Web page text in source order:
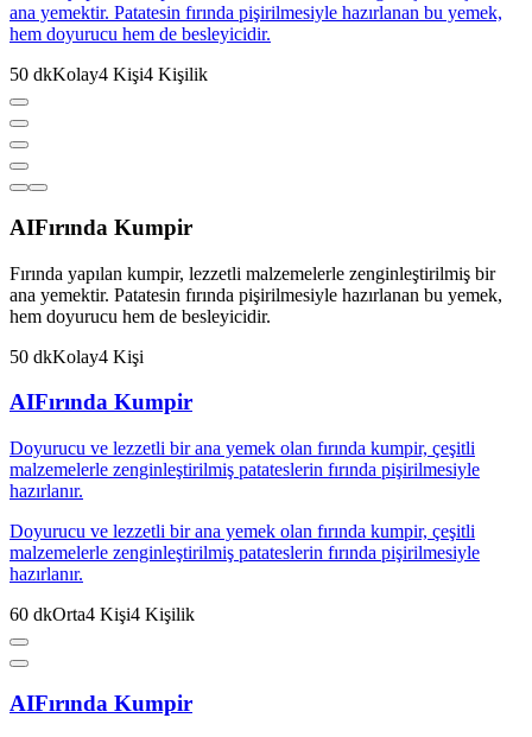
ana yemektir. Patatesin fırında pişirilmesiyle hazırlanan bu yemek,
hem doyurucu hem de besleyicidir.
50 dkKolay4 Kişi4 Kişilik
AIFırında Kumpir
Fırında yapılan kumpir, lezzetli malzemelerle zenginleştirilmiş bir
ana yemektir. Patatesin fırında pişirilmesiyle hazırlanan bu yemek,
hem doyurucu hem de besleyicidir.
50 dkKolay4 Kişi
AIFırında Kumpir
Doyurucu ve lezzetli bir ana yemek olan fırında kumpir, çeşitli
malzemelerle zenginleştirilmiş patateslerin fırında pişirilmesiyle
hazırlanır.
Doyurucu ve lezzetli bir ana yemek olan fırında kumpir, çeşitli
malzemelerle zenginleştirilmiş patateslerin fırında pişirilmesiyle
hazırlanır.
60 dkOrta4 Kişi4 Kişilik
AIFırında Kumpir